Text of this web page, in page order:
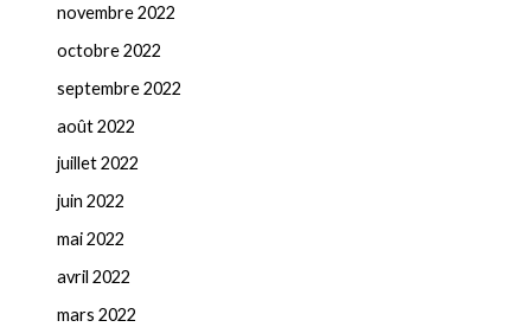
novembre 2022
octobre 2022
septembre 2022
août 2022
juillet 2022
juin 2022
mai 2022
avril 2022
mars 2022